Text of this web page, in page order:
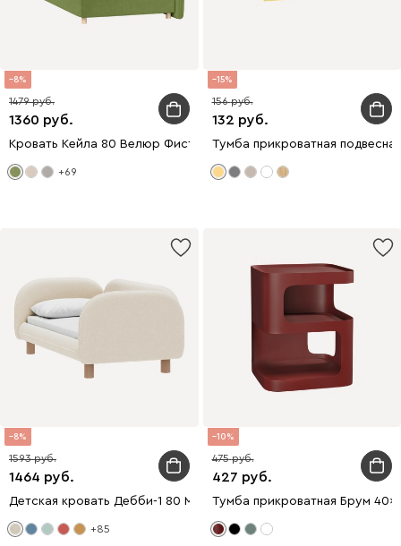
8
1360
1479
Кровать Кейла 80 Велюр Фисташковый
+69
15
132
156
Тумба прикроватная
8
1464
1593
Детская кровать Дебби-1 80 Мех Молочный
+85
10
427
475
Тумба прикроватная Брум